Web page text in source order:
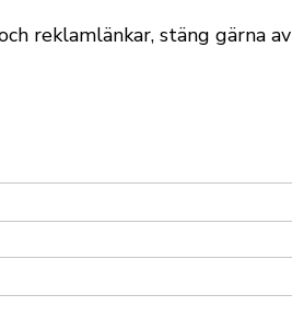
reklamlänkar, stäng gärna